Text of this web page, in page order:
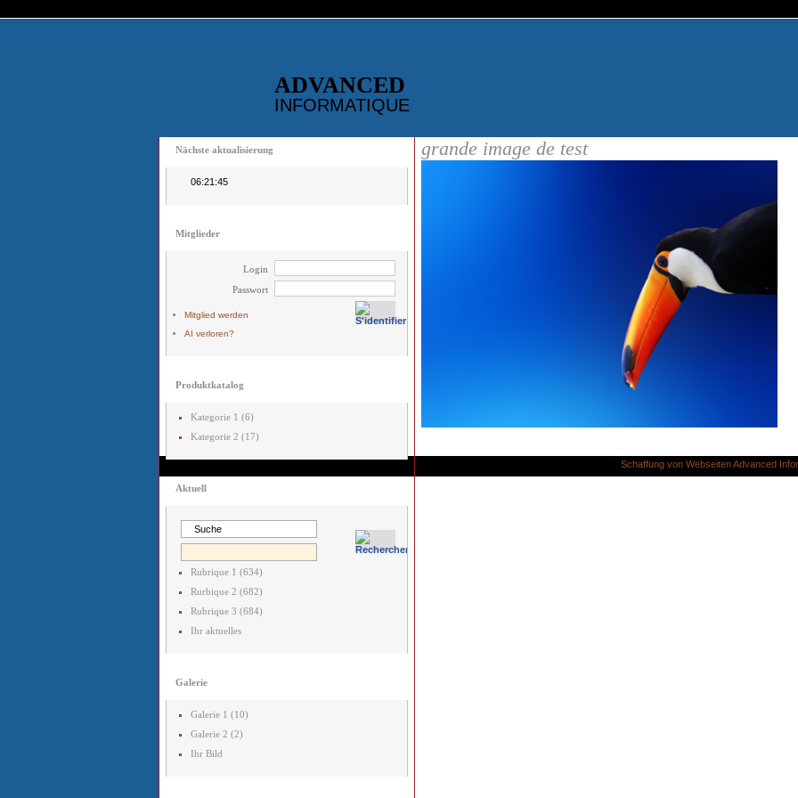
ADVANCED
INFORMATIQUE
Nächste aktualisierung
06:21:45
Mitglieder
Login
Passwort
Mitglied werden
AI verloren?
Produktkatalog
Kategorie 1 (6)
Kategorie 2 (17)
Aktuell
Rubrique 1 (634)
Rurbique 2 (682)
Rubrique 3 (684)
Ihr aktuelles
Galerie
Galerie 1 (10)
Galerie 2 (2)
Ihr Bild
grande image de test
Schaffung von Webseiten Advanced